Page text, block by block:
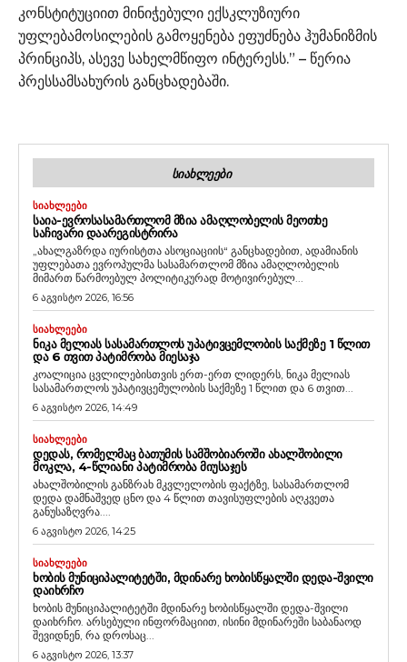
კონსტიტუციით მინიჭებული ექსკლუზიური
უფლებამოსილების გამოყენება ეფუძნება ჰუმანიზმის
პრინციპს, ასევე სახელმწიფო ინტერესს.” – წერია
პრესსამსახურის განცხადებაში.
ᲡᲘᲐᲮᲚᲔᲔᲑᲘ
ᲡᲘᲐᲮᲚᲔᲔᲑᲘ
ᲡᲐᲘᲐ-ᲔᲕᲠᲝᲡᲐᲡᲐᲛᲐᲠᲗᲚᲝᲛ ᲛᲖᲘᲐ ᲐᲛᲐᲦᲚᲝᲑᲔᲚᲘᲡ ᲛᲔᲝᲗᲮᲔ
ᲡᲐᲩᲘᲕᲐᲠᲘ ᲓᲐᲐᲠᲔᲒᲘᲡᲢᲠᲘᲠᲐ
„ახალგაზრდა იურისტთა ასოციაციის“ განცხადებით, ადამიანის
უფლებათა ევროპულმა სასამართლომ მზია ამაღლობელის
მიმართ წარმოებულ პოლიტიკურად მოტივირებულ...
6 აგვისტო 2026, 16:56
ᲡᲘᲐᲮᲚᲔᲔᲑᲘ
ᲜᲘᲙᲐ ᲛᲔᲚᲘᲐᲡ ᲡᲐᲡᲐᲛᲐᲠᲗᲚᲝᲡ ᲣᲞᲐᲢᲘᲕᲪᲔᲛᲚᲝᲑᲘᲡ ᲡᲐᲥᲛᲔᲖᲔ 1 ᲬᲚᲘᲗ
ᲓᲐ 6 ᲗᲕᲘᲗ ᲞᲐᲢᲘᲛᲠᲝᲑᲐ ᲛᲘᲔᲡᲐᲯᲐ
კოალიცია ცვლილებისთვის ერთ-ერთ ლიდერს, ნიკა მელიას
სასამართლოს უპატივცემულობის საქმეზე 1 წლით და 6 თვით...
6 აგვისტო 2026, 14:49
ᲡᲘᲐᲮᲚᲔᲔᲑᲘ
ᲓᲔᲓᲐᲡ, ᲠᲝᲛᲔᲚᲛᲐᲪ ᲑᲐᲗᲣᲛᲘᲡ ᲡᲐᲛᲨᲝᲑᲘᲐᲠᲝᲨᲘ ᲐᲮᲐᲚᲨᲝᲑᲘᲚᲘ
ᲛᲝᲙᲚᲐ, 4-ᲬᲚᲘᲐᲜᲘ ᲞᲐᲢᲘᲛᲠᲝᲑᲐ ᲛᲘᲣᲡᲐᲯᲔᲡ
ახალშობილის განზრახ მკვლელობის ფაქტზე, სასამართლომ
დედა დამნაშვედ ცნო და 4 წლით თავისუფლების აღკვეთა
განუსაზღვრა....
6 აგვისტო 2026, 14:25
ᲡᲘᲐᲮᲚᲔᲔᲑᲘ
ᲮᲝᲑᲘᲡ ᲛᲣᲜᲘᲪᲘᲞᲐᲚᲘᲢᲔᲢᲨᲘ, ᲛᲓᲘᲜᲐᲠᲔ ᲮᲝᲑᲘᲡᲬᲧᲐᲚᲨᲘ ᲓᲔᲓᲐ-ᲨᲕᲘᲚᲘ
ᲓᲐᲘᲮᲠᲩᲝ
ხობის მუნიციპალიტეტში მდინარე ხობისწყალში დედა-შვილი
დაიხრჩო. არსებული ინფორმაციით, ისინი მდინარეში საბანაოდ
შევიდნენ, რა დროსაც...
6 აგვისტო 2026, 13:37